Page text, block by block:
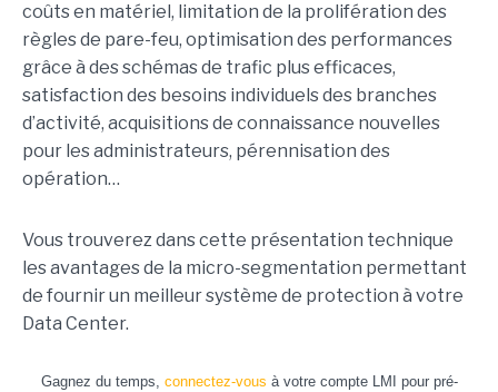
coûts en matériel, limitation de la prolifération des
règles de pare-feu, optimisation des performances
grâce à des schémas de trafic plus efficaces,
satisfaction des besoins individuels des branches
d’activité, acquisitions de connaissance nouvelles
pour les administrateurs, pérennisation des
opération…
Vous trouverez dans cette présentation technique
les avantages de la micro-segmentation permettant
de fournir un meilleur système de protection à votre
Data Center.
Gagnez du temps, connectez-vous à votre compte LMI pour pré-